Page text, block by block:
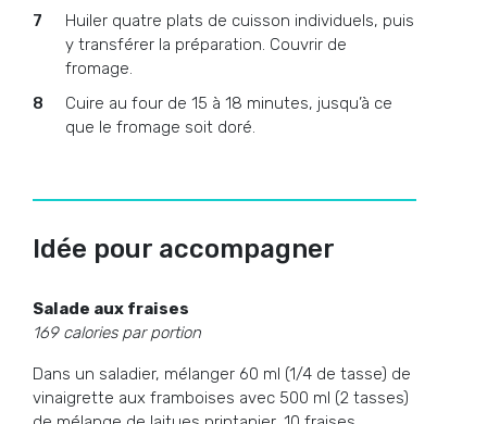
Huiler quatre plats de cuisson individuels, puis
y transférer la préparation. Couvrir de
fromage.
Cuire au four de 15 à 18 minutes, jusqu’à ce
que le fromage soit doré.
Idée pour accompagner
Salade aux fraises
169 calories par portion
Dans un saladier, mélanger 60 ml (1/4 de tasse) de
vinaigrette aux framboises avec 500 ml (2 tasses)